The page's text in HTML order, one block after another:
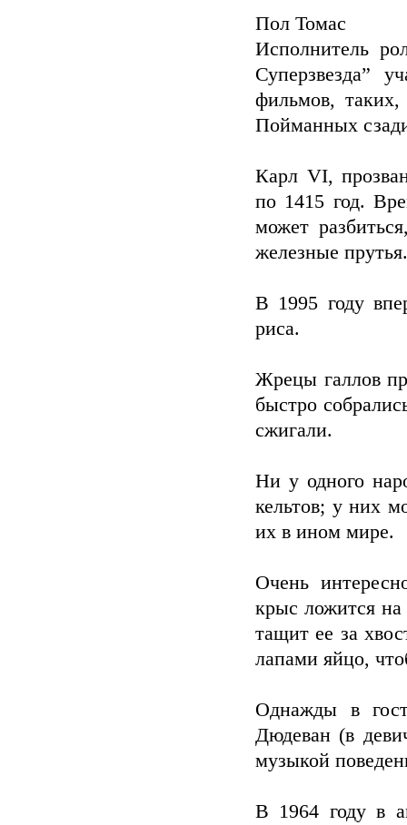
Пол Томас
Исполнитель
Суперзвезда”
фильмов,
Пойманных
Карл VI,
по 1415 год.
может
железные прутья.
В 1995 году
риса.
Жрецы галлов
быстро
сжигали.
Ни у одного
кельтов; у них
их в ином мире.
Очень
крыс ложится на
тащит ее за
лапами яйцо,
Однажды в
Дюдеван (в
музыкой
В 1964 году в